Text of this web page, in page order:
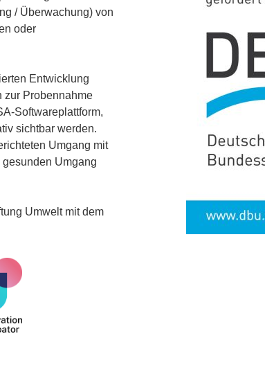
/ Überwachung) von
oder
Entwicklung
zur Probennahme
Softwareplattform,
sichtbar werden.
Umgang mit
Umgang
Umwelt mit dem